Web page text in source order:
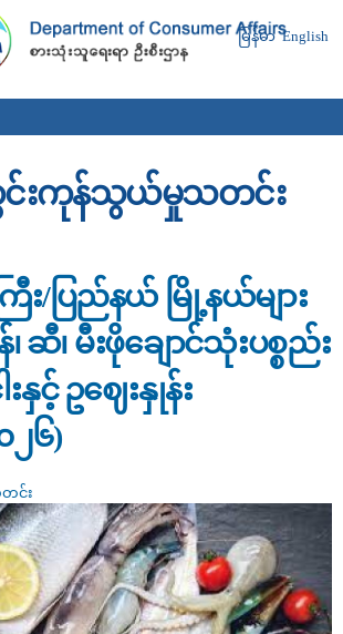
main
content
မြန်မာ English
င်းကုန်သွယ်မှုသတင်း
း/ပြည်နယ် မြို့နယ်များ
၊ မီးဖိုချောင်သုံးပစ္စည်း
ါးနှင့် ဥ‌ဈေးနှုန်း
၂၆)
င်း